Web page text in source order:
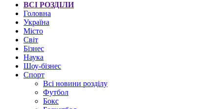
ВСІ РОЗДІЛИ
Головна
Україна
Місто
Світ
Бізнес
Наука
Шоу-бізнес
Спорт
Всі новини розділу
Футбол
Бокс